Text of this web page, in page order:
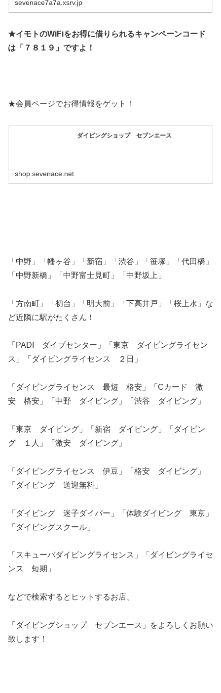
sevenace7a7a.xsrv.jp
★イモトのWiFiをお得に借りられるキャンペーンコード
は「７８１９」ですよ！
★会員ページでお得情報をゲット！
ダイビングショップ セブンエース
shop.sevenace.net
「中野」「幡ヶ谷」「新宿」「渋谷」「笹塚」「代田橋」
「中野新橋」「中野富士見町」「中野坂上」
「方南町」「初台」「明大前」「下高井戸」「桜上水」な
ど近隣に駅がたくさん！
「PADI ダイブセンター」「東京 ダイビングライセン
ス」「ダイビングライセンス ２日」
「ダイビングライセンス 最短 格安」「Cカード 激
安 格安」「中野 ダイビング」「渋谷 ダイビング」
「東京 ダイビング」「新宿 ダイビング」「ダイビン
グ １人」「激安 ダイビング」
「ダイビングライセンス 伊豆」「格安 ダイビング」
「ダイビング 送迎無料」
「ダイビング 迷子ダイバー」「体験ダイビング 東京」
「ダイビングスクール」
「スキューバダイビングライセンス」「ダイビングライセ
ンス 短期」
などで検索するとヒットするお店、
「ダイビングショップ セブンエース」をよろしくお願い
致します！